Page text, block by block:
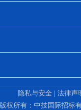
隐私与安全 | 法律声
版权所有：中技国际招标